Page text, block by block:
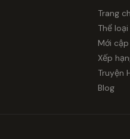
Trang
Thể loại
Mới
Xếp
Truyện
Blog